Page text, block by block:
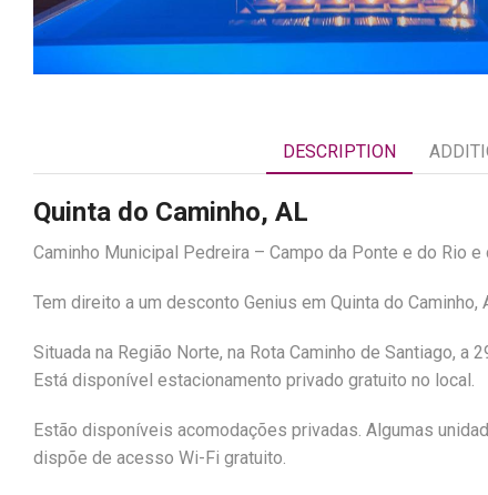
DESCRIPTION
Quinta do Caminho, AL
Caminho Municipal Pedreira – Campo da Ponte e do Rio
Tem direito a um desconto Genius em Quinta do
Situada na Região Norte, na Rota Caminho de Santiago, a
Está disponível estacionamento privado gratuito no local.
Estão disponíveis acomodações privadas. Algumas
dispõe de acesso Wi-Fi gratuito.